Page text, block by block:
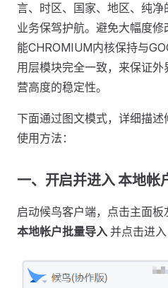
言、时区、国家、地区、纯
业务保驾护航。避免大幅度
能CHROMIUM内核保持与
用层模块完全一致，来保证
营高度的稳定性。
下面通过图文模式，详细描
使用方法：
一、开启并进入 本地帐
启动候鸟客户端，点击主面
本地帐户批量导入 并点击进入